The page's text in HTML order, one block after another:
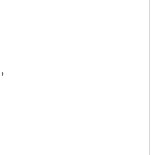
празднуют именины